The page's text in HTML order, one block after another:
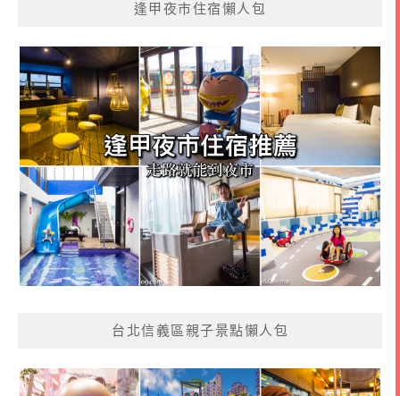
逢甲夜市住宿懶人包
台北信義區親子景點懶人包